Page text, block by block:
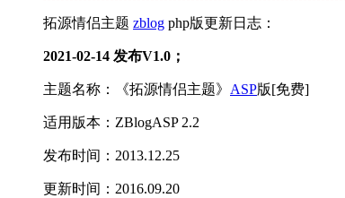
拓源情侣主题 zblog php版更新日志：
2021-02-14 发布V1.0；
主题名称：《拓源情侣主题》 ASP版[免费]
适用版本：ZBlogASP 2.2
发布时间：2013.12.25
更新时间：2016.09.20